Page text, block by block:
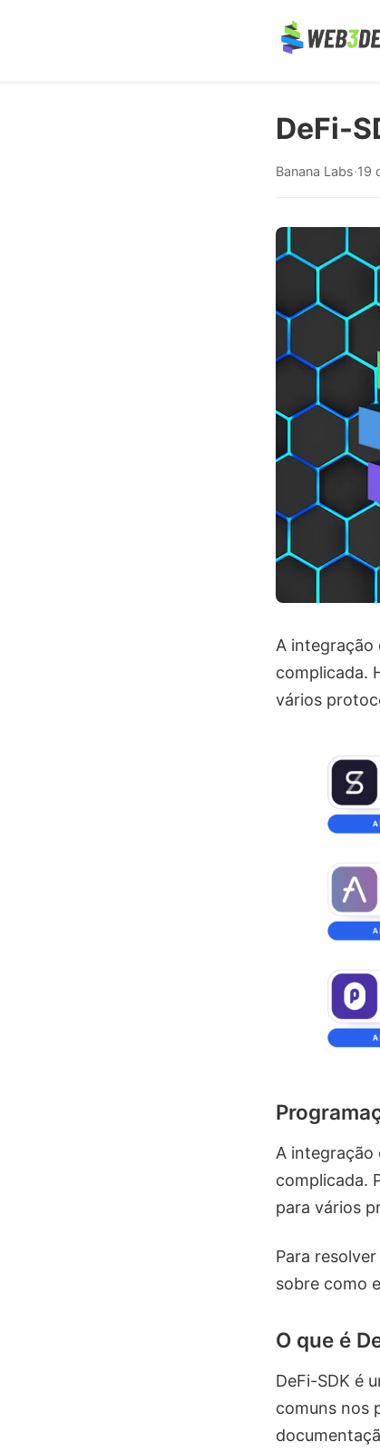
DeFi-
Banana Labs·19
A integração
complicada.
vários
A integração
complicada.
para vários
Para
sobre como
O que é
DeFi-SDK é
comuns nos